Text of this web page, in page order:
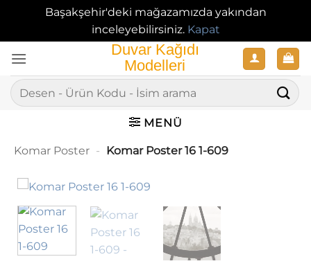
Başakşehir'deki mağazamızda yakından
inceleyebilirsiniz. Kapat
atla
Ara:
MENÜ
Komar Poster - Komar Poster 16 1-609